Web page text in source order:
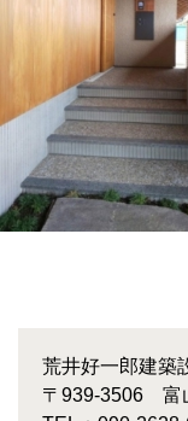
荒井好一郎建築
〒939-3506 富